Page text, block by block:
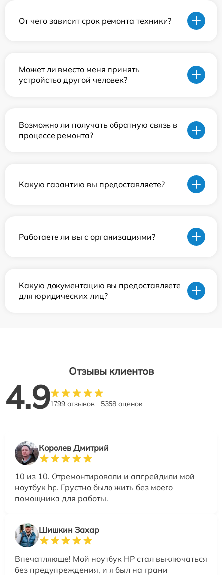
От чего зависит срок ремонта техники?
Может ли вместо меня принять
устройство другой человек?
Возможно ли получать обратную связь в
процессе ремонта?
Какую гарантию вы предоставляете?
Работаете ли вы с организациями?
Какую документацию вы предоставляете
для юридических лиц?
Отзывы клиентов
4.91799 отзывов 5358 оценок
Королев Дмитрий
10 из 10. Отремонтировали и апгрейдили мой
ноутбук hp. Грустно было жить без моего
помощника для работы.
Шишкин Захар
Впечатляюще! Мой ноутбук HP стал выключаться
без предупреждения, и я был на грани